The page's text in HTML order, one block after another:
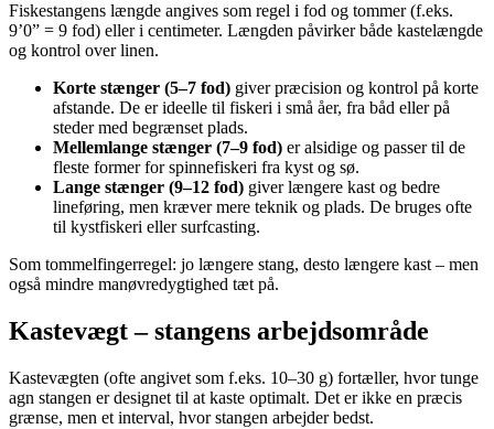
Fiskestangens længde angives som regel i fod og tommer (f.eks.
9’0” = 9 fod) eller i centimeter. Længden påvirker både kastelængde
og kontrol over linen.
Korte stænger (5–7 fod) giver præcision og kontrol på korte
afstande. De er ideelle til fiskeri i små åer, fra båd eller på
steder med begrænset plads.
Mellemlange stænger (7–9 fod) er alsidige og passer til de
fleste former for spinnefiskeri fra kyst og sø.
Lange stænger (9–12 fod) giver længere kast og bedre
lineføring, men kræver mere teknik og plads. De bruges ofte
til kystfiskeri eller surfcasting.
Som tommelfingerregel: jo længere stang, desto længere kast – men
også mindre manøvredygtighed tæt på.
Kastevægt – stangens arbejdsområde
Kastevægten (ofte angivet som f.eks. 10–30 g) fortæller, hvor tunge
agn stangen er designet til at kaste optimalt. Det er ikke en præcis
grænse, men et interval, hvor stangen arbejder bedst.